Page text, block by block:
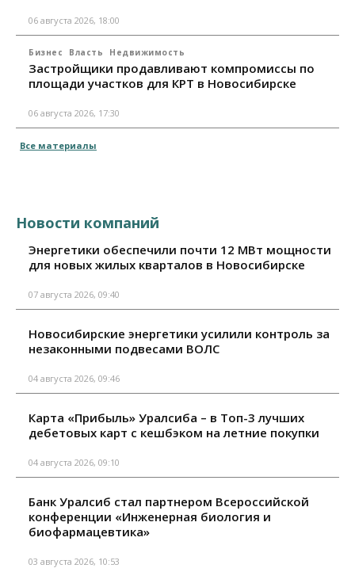
06 августа 2026, 18:00
Бизнес Власть Недвижимость
Застройщики продавливают компромиссы по
площади участков для КРТ в Новосибирске
06 августа 2026, 17:30
Все материалы
Новости компаний
Энергетики обеспечили почти 12 МВт мощности
для новых жилых кварталов в Новосибирске
07 августа 2026, 09:40
Новосибирские энергетики усилили контроль за
незаконными подвесами ВОЛС
04 августа 2026, 09:46
Карта «Прибыль» Уралсиба – в Топ-3 лучших
дебетовых карт с кешбэком на летние покупки
04 августа 2026, 09:10
Банк Уралсиб стал партнером Всероссийской
конференции «Инженерная биология и
биофармацевтика»
03 августа 2026, 10:53